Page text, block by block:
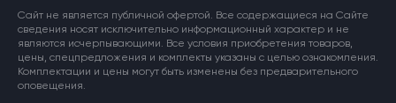
Cайт не является публичной офертой. Все содержащиеся на Сайте
сведения носят исключительно информационный характер и не
являются исчерпывающими. Все условия приобретения товаров,
цены, спецпредложения и комплекты указаны с целью ознакомления.
Комплектации и цены могут быть изменены без предварительного
оповещения.